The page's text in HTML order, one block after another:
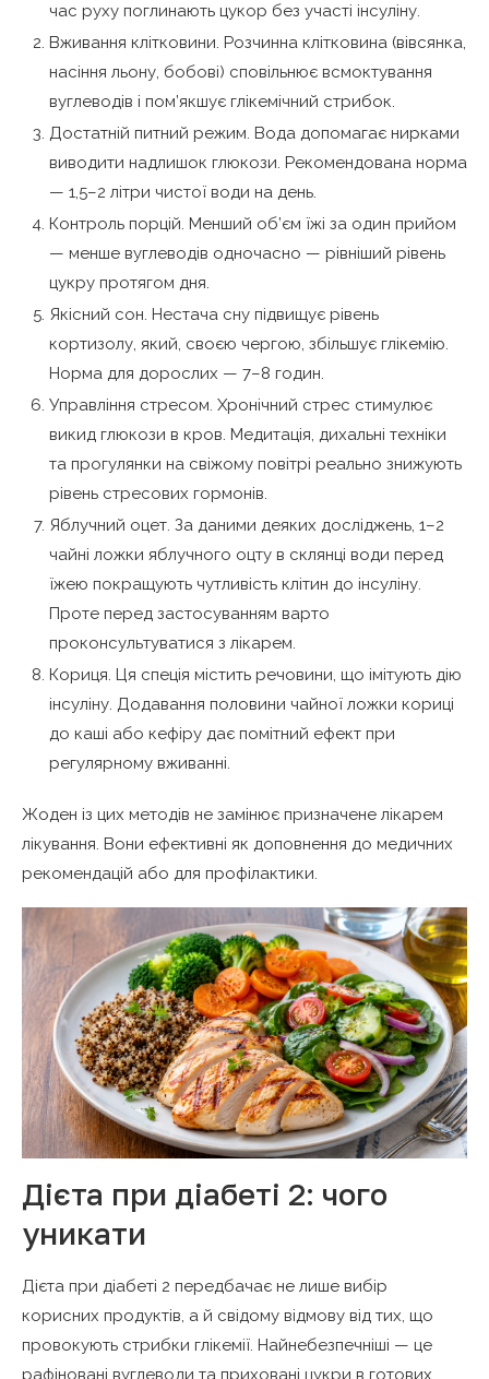
час руху поглинають цукор без участі інсуліну.
Вживання клітковини. Розчинна клітковина (вівсянка,
насіння льону, бобові) сповільнює всмоктування
вуглеводів і пом’якшує глікемічний стрибок.
Достатній питний режим. Вода допомагає нирками
виводити надлишок глюкози. Рекомендована норма
— 1,5–2 літри чистої води на день.
Контроль порцій. Менший об’єм їжі за один прийом
— менше вуглеводів одночасно — рівніший рівень
цукру протягом дня.
Якісний сон. Нестача сну підвищує рівень
кортизолу, який, своєю чергою, збільшує глікемію.
Норма для дорослих — 7–8 годин.
Управління стресом. Хронічний стрес стимулює
викид глюкози в кров. Медитація, дихальні техніки
та прогулянки на свіжому повітрі реально знижують
рівень стресових гормонів.
Яблучний оцет. За даними деяких досліджень, 1–2
чайні ложки яблучного оцту в склянці води перед
їжею покращують чутливість клітин до інсуліну.
Проте перед застосуванням варто
проконсультуватися з лікарем.
Кориця. Ця спеція містить речовини, що імітують дію
інсуліну. Додавання половини чайної ложки кориці
до каші або кефіру дає помітний ефект при
регулярному вживанні.
Жоден із цих методів не замінює призначене лікарем
лікування. Вони ефективні як доповнення до медичних
рекомендацій або для профілактики.
Дієта при діабеті 2: чого
уникати
Дієта при діабеті 2 передбачає не лише вибір
корисних продуктів, а й свідому відмову від тих, що
провокують стрибки глікемії. Найнебезпечніші — це
рафіновані вуглеводи та приховані цукри в готових